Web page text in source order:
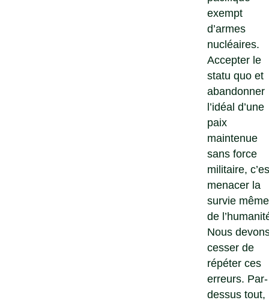
exempt
d’armes
nucléaires.
Accepter le
statu quo et
abandonner
l’idéal d’une
paix
maintenue
sans force
militaire,
menacer la
survie même
de
Nous
cesser de
répéter ces
erreurs. Par-
dessus tout,